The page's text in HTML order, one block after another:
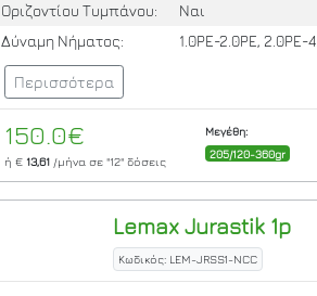
Οριζοντίου Τυμπάνου:
Ναι
Δύναμη Νήματος:
1.0PE-2.0PE, 2.0PE-
Περισσότερα
150.0€
ή € 13,61/μήνα σε "12"δόσεις
Μεγέθη:
205/120-360gr
LemaxJurastik 1p
Κωδικός: LEM-JRSS1-NCC